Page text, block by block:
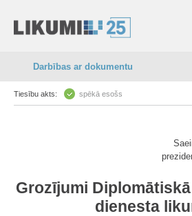
Darbības ar dokumentu
Tiesību akts: spēkā esošs
Grozījumi
dienesta